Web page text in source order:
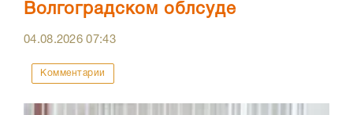
Волгоградском облсуде
04.08.202607:43
Комментарии